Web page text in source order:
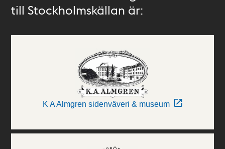
till Stockholmskällan är:
K A Almgren sidenväveri & museum